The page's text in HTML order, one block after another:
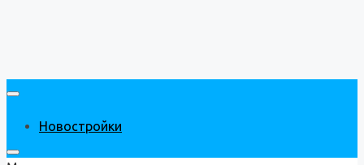
Новостройки